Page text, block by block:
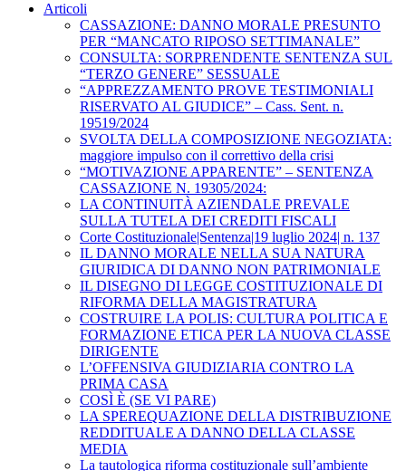
Articoli
CASSAZIONE: DANNO MORALE PRESUNTO
PER “MANCATO RIPOSO SETTIMANALE”
CONSULTA: SORPRENDENTE SENTENZA SUL
“TERZO GENERE” SESSUALE
“APPREZZAMENTO PROVE TESTIMONIALI
RISERVATO AL GIUDICE” – Cass. Sent. n.
19519/2024
SVOLTA DELLA COMPOSIZIONE NEGOZIATA:
maggiore impulso con il correttivo della crisi
“MOTIVAZIONE APPARENTE” – SENTENZA
CASSAZIONE N. 19305/2024:
LA CONTINUITÀ AZIENDALE PREVALE
SULLA TUTELA DEI CREDITI FISCALI
Corte Costituzionale|Sentenza|19 luglio 2024| n. 137
IL DANNO MORALE NELLA SUA NATURA
GIURIDICA DI DANNO NON PATRIMONIALE
IL DISEGNO DI LEGGE COSTITUZIONALE DI
RIFORMA DELLA MAGISTRATURA
COSTRUIRE LA POLIS: CULTURA POLITICA E
FORMAZIONE ETICA PER LA NUOVA CLASSE
DIRIGENTE
L’OFFENSIVA GIUDIZIARIA CONTRO LA
PRIMA CASA
COSÌ È (SE VI PARE)
LA SPEREQUAZIONE DELLA DISTRIBUZIONE
REDDITUALE A DANNO DELLA CLASSE
MEDIA
La tautologica riforma costituzionale sull’ambiente